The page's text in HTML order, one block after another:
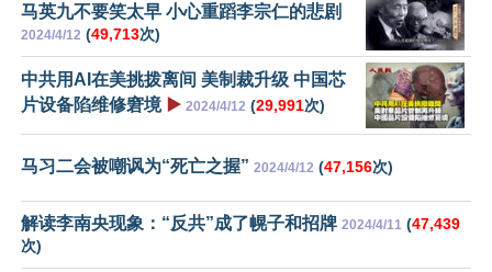
马英九不要笑太早 小心重蹈李宗仁的悲剧
2024/4/12 (49,713次)
中共用AI在美挑拨离间 美制裁升级 中国芯
片设备陷维修窘境 ▶️ 2024/4/12 (29,991次)
马习二会被嘲讽为“死亡之握” 2024/4/12 (47,156次)
解读李南央现象：“反共”成了幌子和招牌 2024/4/11 (47,439
次)